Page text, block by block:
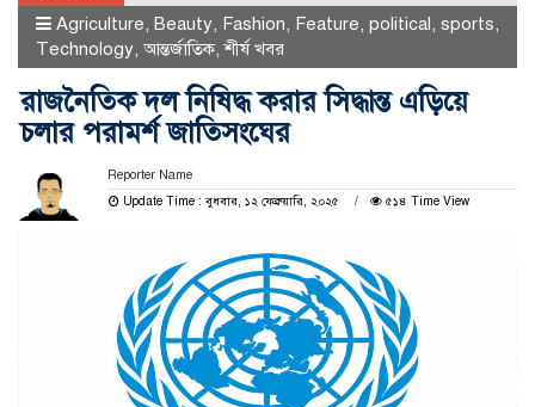
Agriculture Beauty Fashion Feature political sports
Technology আন্তর্জাতিক ,শীর্ষ খবর
রাজনৈতিক দল নিষিদ্ধ করার সিদ্ধান্ত এড়িয়ে
চলার পরামর্শ জাতিসংঘের
Reporter Name
Update Time : বুধবার, ১২ ফেব্রুয়ারি, ২০২৫
৫১৪ Time View